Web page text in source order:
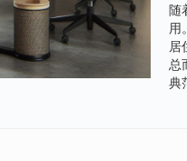
随
用
居
总
典